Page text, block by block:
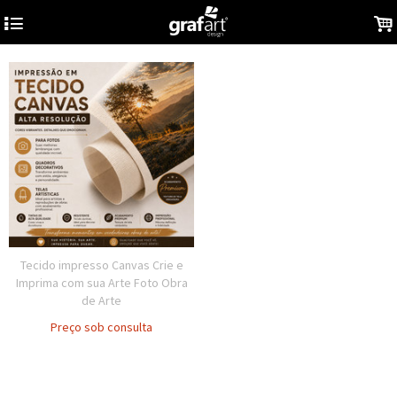
4 .
Tecido impresso Canvas Crie e
Imprima com sua Arte Foto Obra
de Arte
Preço sob consulta